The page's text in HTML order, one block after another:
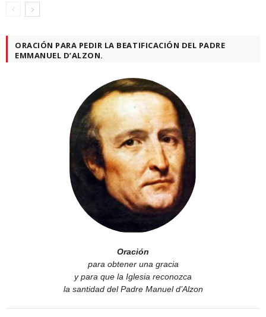
ORACIÓN PARA PEDIR LA BEATIFICACIÓN DEL PADRE
EMMANUEL D’ALZON.
Oración
para obtener una gracia
y para que la Iglesia reconozca
la santidad del Padre Manuel d’Alzon